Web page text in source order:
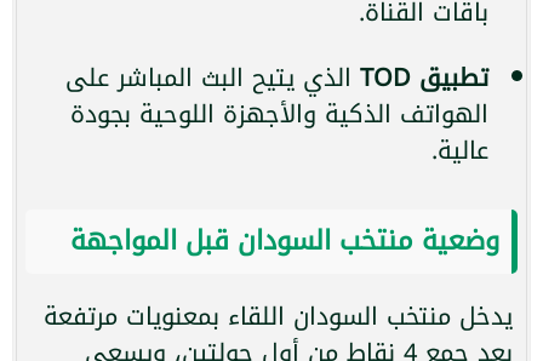
باقات القناة.
تطبيق TOD
الذي يتيح البث المباشر على
الهواتف الذكية والأجهزة اللوحية بجودة
عالية.
وضعية منتخب السودان قبل المواجهة
يدخل منتخب السودان اللقاء بمعنويات مرتفعة